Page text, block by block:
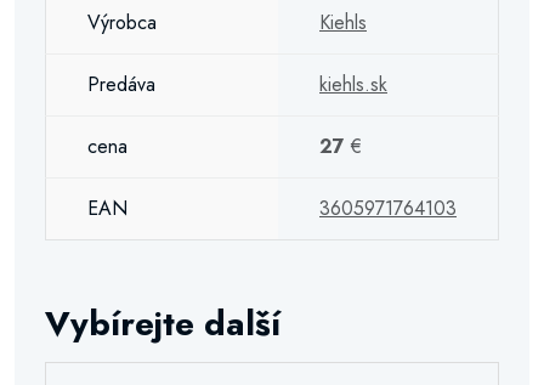
Výrobca Kiehls
Predáva kiehls.sk
cena 27 €
EAN 3605971764103
Vybírejte další